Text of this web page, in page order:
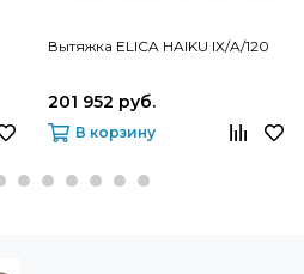
Вытяжка ELICA HAIKU IX/A/120
201 952 руб.
В корзину